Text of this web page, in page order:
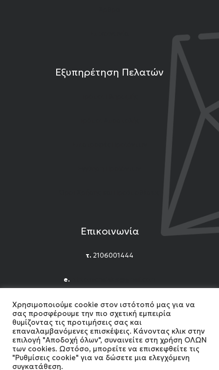
Εξυπηρέτηση Πελατών
Επικοινωνία
τ. 2106001444
e.
Facebook
Instagram
YouTube
2024 Gemshow. All Rights reserved. Developed by
Χρησιμοποιούμε cookie στον ιστότοπό μας για να
σας προσφέρουμε την πιο σχετική εμπειρία
θυμίζοντας τις προτιμήσεις σας και
επαναλαμβανόμενες επισκέψεις. Κάνοντας κλικ στην
επιλογή "Αποδοχή όλων", συναινείτε στη χρήση ΟΛΩΝ
των cookies. Ωστόσο, μπορείτε να επισκεφθείτε τις
"Ρυθμίσεις cookie" για να δώσετε μια ελεγχόμενη
συγκατάθεση.